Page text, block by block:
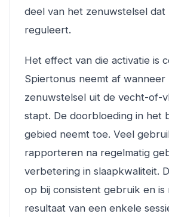
deel van het zenuwstelsel
reguleert.
Het effect van die activatie is
Spiertonus neemt af wanneer
zenuwstelsel uit de vecht-of-
stapt. De doorbloeding in het
gebied neemt toe. Veel
rapporteren na regelmatig
verbetering in slaapkwaliteit.
op bij consistent gebruik en is
resultaat van een enkele